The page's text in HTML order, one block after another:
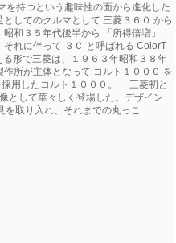
持つという趣味性の面から進化した
してのクルマとして 三菱３６０ から
和３５年代後半から 「所得倍増」
れに伴って ３Ｃ と呼ばれる ColorT
形で三菱は、１９６３年昭和３８年
所が主体となって コルト１０００ を
採用したコルト１０００。 三菱初と
として華々しく登場した。デザイン
を取り入れ、それまでの丸っこ ...